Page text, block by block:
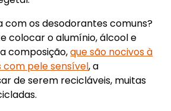
com os desodorantes comuns?
colocar o alumínio, álcool e
composição,que são nocivos à
com pele sensível, a
de serem recicláveis, muitas